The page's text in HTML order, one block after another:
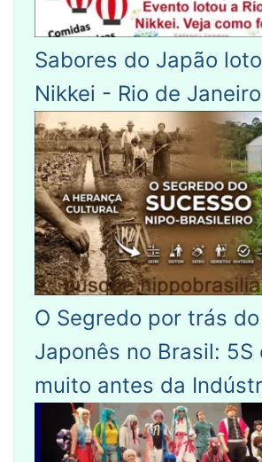
Sabores do Japão
Nikkei - Rio de
O Segredo por trás
Japonês no Brasil: 5S
muito antes da